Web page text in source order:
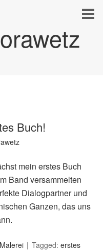
Buch!
mein erstes Buch
Band versammelten
Dialogpartner und
Ganzen, das uns
Malerei Tagged:erstes